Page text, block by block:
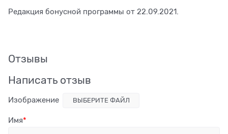
Редакция бонусной программы от 22.09.2021.
Отзывы
Написать отзыв
Изображение ВЫБЕРИТЕ ФАЙЛ
Имя